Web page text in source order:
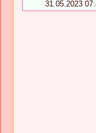
31.05.2023